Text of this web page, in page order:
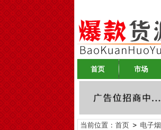
首页 市场
当前位置： 首页> 电子烟